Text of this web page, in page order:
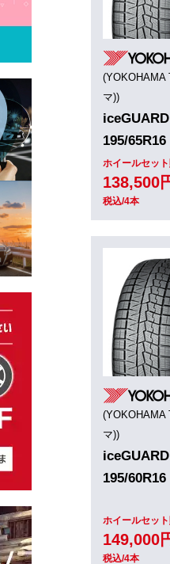
(YOKOHAMA
マ))
195/65R16
ホイールセッ
138,500
税込/4本
(YOKOHAMA
マ))
195/60R16
ホイールセッ
149,000
税込/4本